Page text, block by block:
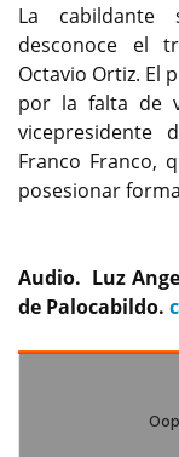
La cabildante
desconoce el
Octavio Ortiz. El
por la falta de
vicepresidente
Franco Franco,
posesionar
Audio. Luz
de Palocabildo.